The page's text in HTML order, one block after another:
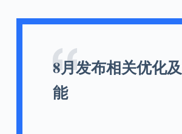
8月发布相关优化
能